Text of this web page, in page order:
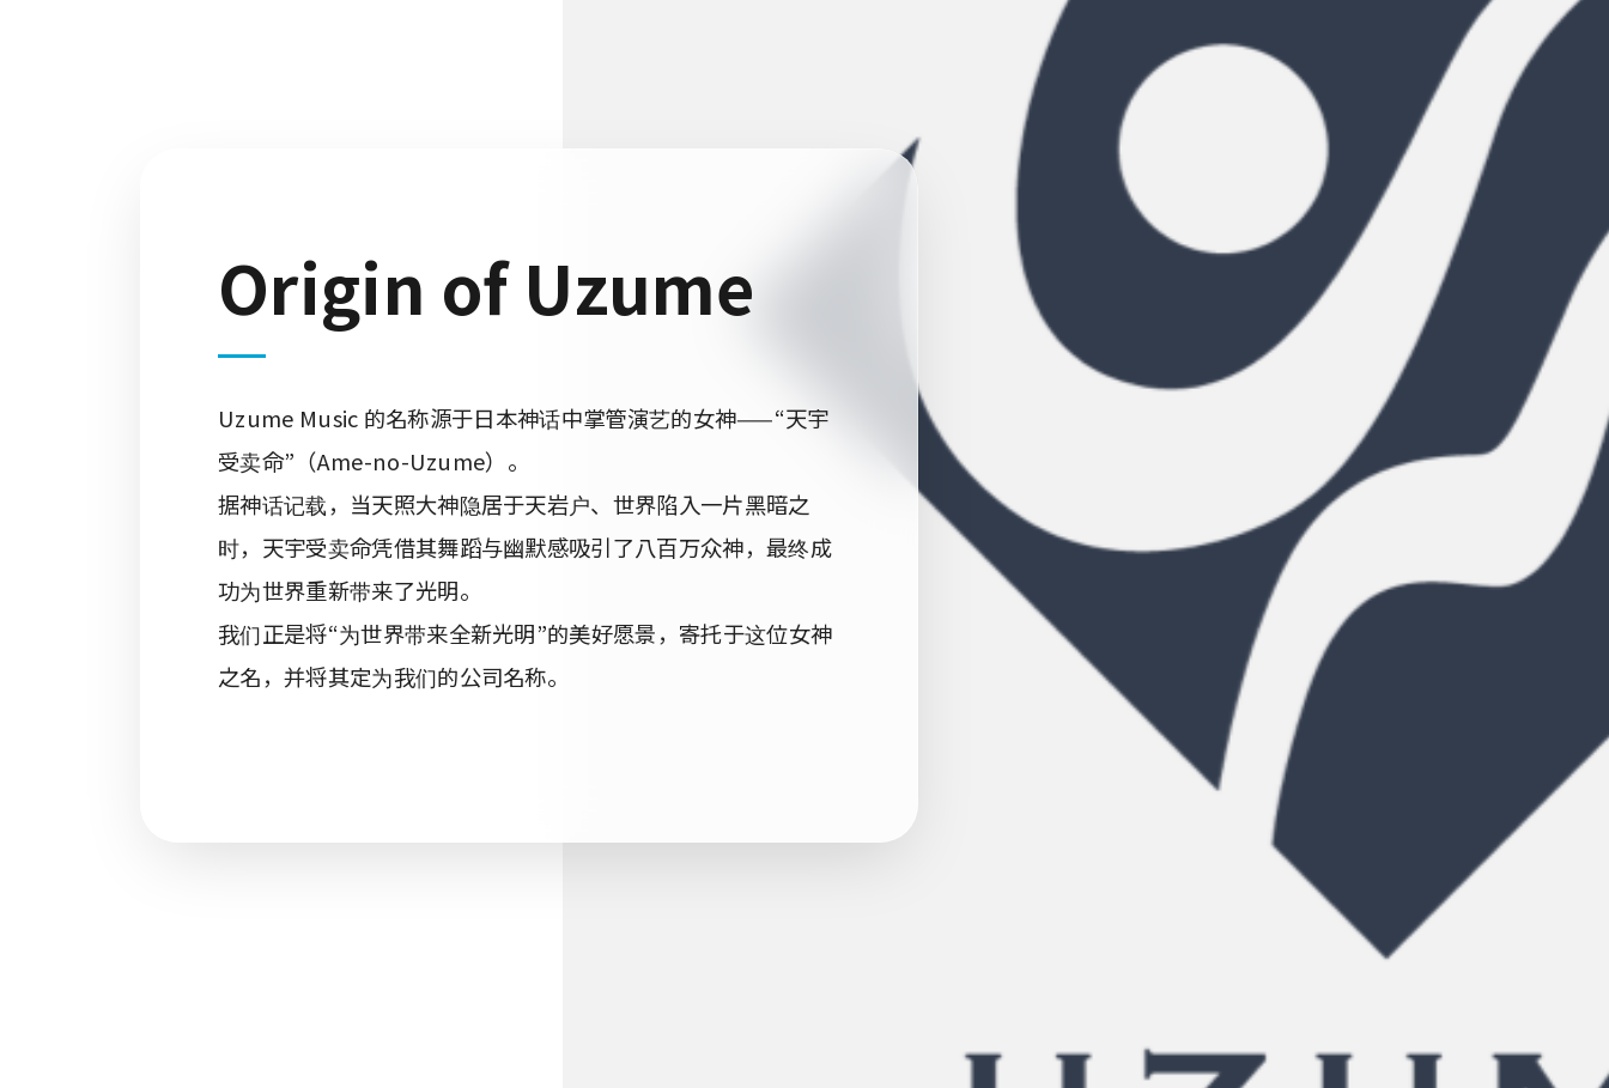
Origin of Uzume
Uzume Music 的名称源于日本神话中掌管演艺的女神——“天宇
受卖命”（Ame-no-Uzume）。
据神话记载，当天照大神隐居于天岩户、世界陷入一片黑暗之
时，天宇受卖命凭借其舞蹈与幽默感吸引了八百万众神，最终成
功为世界重新带来了光明。
我们正是将“为世界带来全新光明”的美好愿景，寄托于这位女神
之名，并将其定为我们的公司名称。